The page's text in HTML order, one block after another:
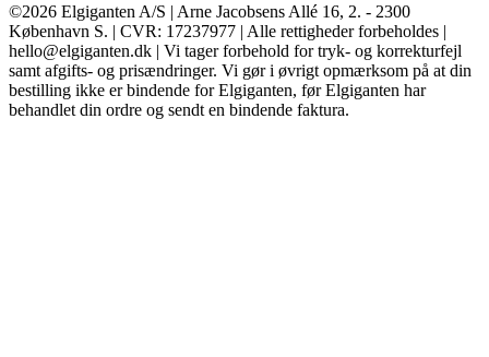
©2026 Elgiganten A/S | Arne Jacobsens Allé 16, 2. - 2300
København S. | CVR: 17237977 | Alle rettigheder forbeholdes |
hello@elgiganten.dk | Vi tager forbehold for tryk- og korrekturfejl
samt afgifts- og prisændringer. Vi gør i øvrigt opmærksom på at din
bestilling ikke er bindende for Elgiganten, før Elgiganten har
behandlet din ordre og sendt en bindende faktura.